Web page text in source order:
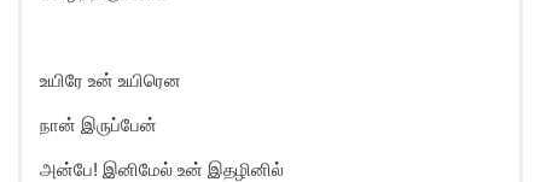
உயிரே உன் உயிரென
நான் இருப்பேன்
அன்பே! இனிமேல் உன் இதழினில்